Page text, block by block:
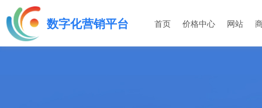
数字化营销平台 首页 价格中心 网站